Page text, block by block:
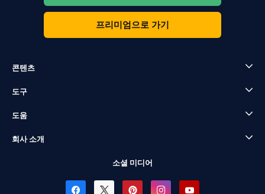
프리미엄으로 가기
콘텐츠
도구
도움
회사 소개
소셜 미디어